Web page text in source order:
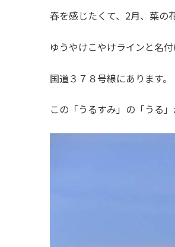
春を感じたくて、2月、菜の
ゆうやけこやけラインと名
国道３７８号線にあります。
この「うるすみ」の「うる